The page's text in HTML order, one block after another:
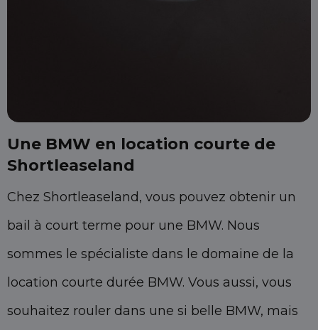
Une BMW en location courte de
Shortleaseland
Chez Shortleaseland, vous pouvez obtenir un
bail à court terme pour une BMW. Nous
sommes le spécialiste dans le domaine de la
location courte durée BMW. Vous aussi, vous
souhaitez rouler dans une si belle BMW, mais